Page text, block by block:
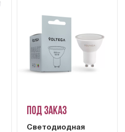
Под заказ
Светодиодная